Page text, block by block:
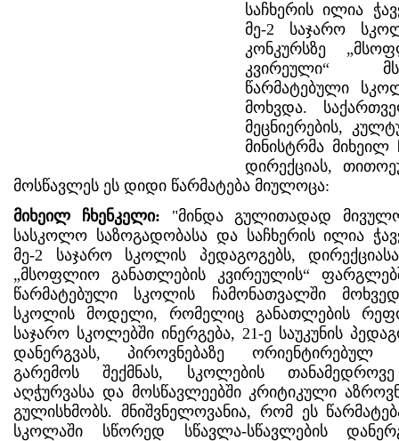
საჩხერის ილია
მე-2 საჯარო
კონკურსზე
კვირეული“
წარმატებული
მოხვდა.
მეცნიერების,
მინისტრმა
დირექციას,
მოსწავლეს ეს დიდი წარმატება მიულოცა:
მიხეილ ჩხენკელი: "მინდა გულითადად
სასკოლო საზოგადობასა და საჩხერის ილია
მე-2 საჯარო სკოლის პედაგოგებს,
„მსოფლიო განათლების კვირეულის“
წარმატებული სკოლის ჩამონათვალში
სკოლის მოდელი, რომელიც განათლების
საჯარო სკოლებში ინერგება, 21-ე საუკუნის
დანერგვას, პიროვნებაზე ორიენტირებულ
გარემოს შექმნას, სკოლების
აღჭურვასა და მოსწავლეებში კრიტიკული
გულისხმობს. მნიშვნელოვანია, რომ ეს
სკოლაში სწორედ სწავლა-სწავლების